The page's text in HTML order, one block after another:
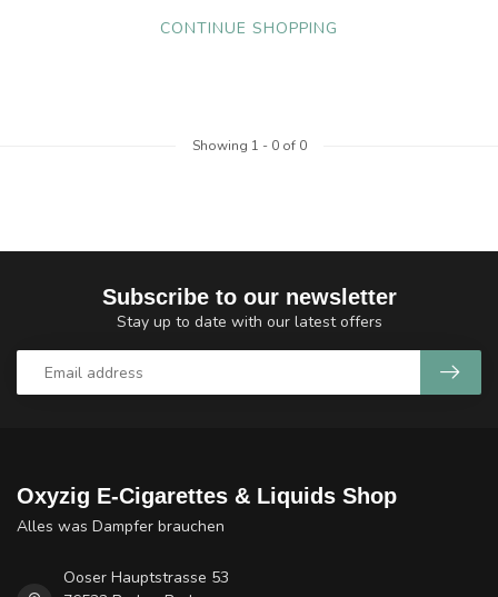
CONTINUE SHOPPING
Showing 1 - 0of 0
Subscribe to our newsletter
Stay up to date with our latest offers
Oxyzig E-Cigarettes & Liquids Shop
Alles was Dampfer brauchen
Ooser Hauptstrasse 53